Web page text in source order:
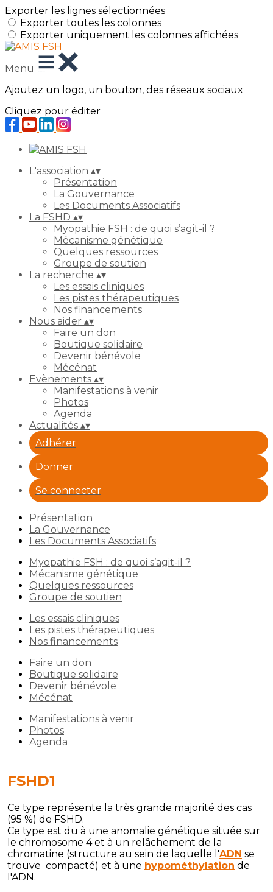
Exporter les lignes sélectionnées
Exporter toutes les colonnes
Exporter uniquement les colonnes affichées
Menu
Ajoutez un logo, un bouton, des réseaux sociaux
Cliquez pour éditer
L'association ▴▾
Présentation
La Gouvernance
Les Documents Associatifs
La FSHD ▴▾
Myopathie FSH : de quoi s’agit-il ?
Mécanisme génétique
Quelques ressources
Groupe de soutien
La recherche ▴▾
Les essais cliniques
Les pistes thérapeutiques
Nos financements
Nous aider ▴▾
Faire un don
Boutique solidaire
Devenir bénévole
Mécénat
Evènements ▴▾
Manifestations à venir
Photos
Agenda
Actualités ▴▾
Adhérer
Donner
Se connecter
Présentation
La Gouvernance
Les Documents Associatifs
Myopathie FSH : de quoi s’agit-il ?
Mécanisme génétique
Quelques ressources
Groupe de soutien
Les essais cliniques
Les pistes thérapeutiques
Nos financements
Faire un don
Boutique solidaire
Devenir bénévole
Mécénat
Manifestations à venir
Photos
Agenda
FSHD1
Ce type représente la très grande majorité des cas
(95 %) de FSHD.
Ce type est du à une anomalie génétique située sur
le chromosome 4 et à un relâchement de la
chromatine (structure au sein de laquelle l'ADN se
trouve compacté) et à une hypométhylation de
l'ADN.